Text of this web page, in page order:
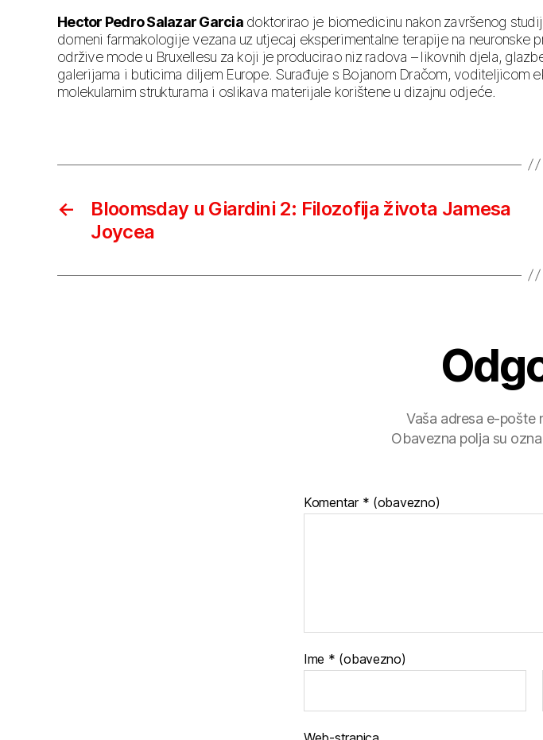
Hector Pedro Salazar Garciadoktorirao je biomedicinu nakon završenog
domeni farmakologije vezana uz utjecaj eksperimentalne terapije na
održive mode u Bruxellesu za koji je producirao niz radova – likovnih djela,
galerijama i buticima diljem Europe. Surađuje s Bojanom Dračom, voditeljicom
molekularnim strukturama i oslikava materijale korištene u dizajnu odjeće.
←
Bloomsday u Giardini 2: Filozofija života Jamesa
Joycea
Vaša adresa e-pošte
Obavezna polja su
Komentar * (obavezno)
Ime * (obavezno)